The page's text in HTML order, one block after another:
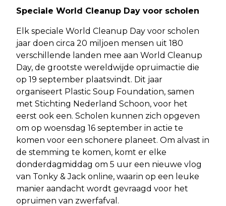
Speciale World Cleanup Day voor scholen
Elk speciale World Cleanup Day voor scholen
jaar doen circa 20 miljoen mensen uit 180
verschillende landen mee aan World Cleanup
Day, de grootste wereldwijde opruimactie die
op 19 september plaatsvindt. Dit jaar
organiseert Plastic Soup Foundation, samen
met Stichting Nederland Schoon, voor het
eerst ook een. Scholen kunnen zich opgeven
om op woensdag 16 september in actie te
komen voor een schonere planeet. Om alvast in
de stemming te komen, komt er elke
donderdagmiddag om 5 uur een nieuwe vlog
van Tonky & Jack online, waarin op een leuke
manier aandacht wordt gevraagd voor het
opruimen van zwerfafval.